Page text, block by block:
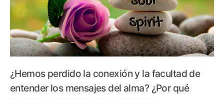
¿Hemos perdido la conexión y la facultad de
entender los mensajes del alma? ¿Por qué